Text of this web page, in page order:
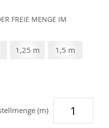
FREIE MENGE IM
1,25 m
1,5 m
(m)